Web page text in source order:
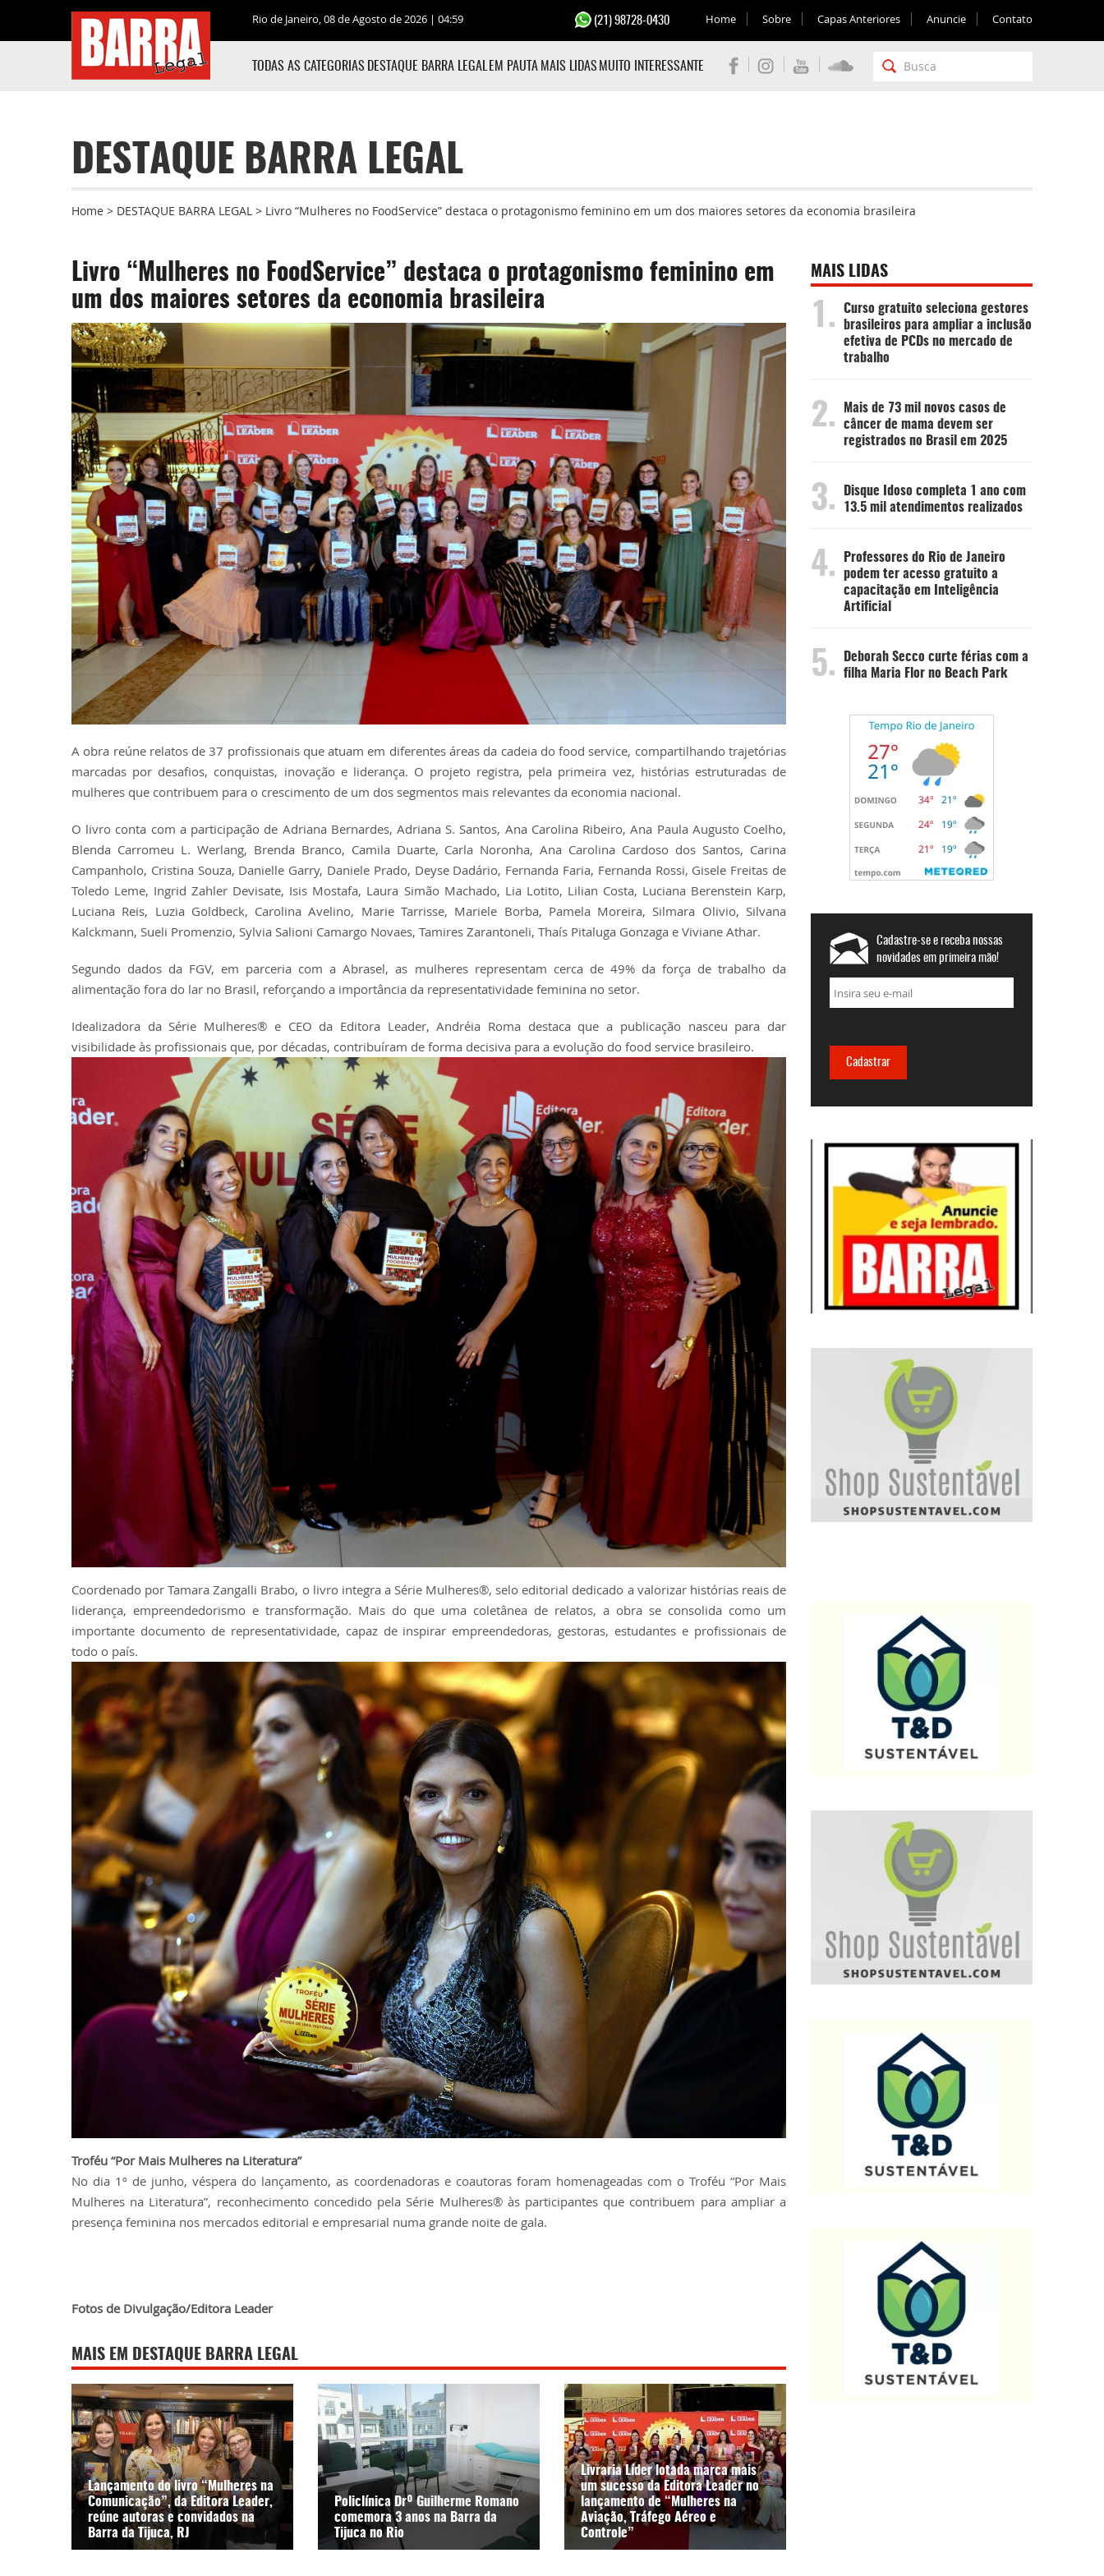
Rio de Janeiro, 08 de Agosto de 2026 | 04:59 (21) 98728-0430 Home Sobre Capas Anteriores Anuncie Contato
TODAS AS CATEGORIAS DESTAQUE BARRA LEGAL EM PAUTA MAIS LIDAS MUITO INTERESSANTE
DESTAQUE BARRA LEGAL
Home > DESTAQUE BARRA LEGAL > Livro “Mulheres no FoodService” destaca o protagonismo feminino em um dos maiores setores da economia brasileira
Livro “Mulheres no FoodService” destaca o protagonismo feminino em
um dos maiores setores da economia brasileira
A obra reúne relatos de 37 profissionais que atuam em diferentes áreas da cadeia do food service, compartilhando trajetórias
marcadas por desafios, conquistas, inovação e liderança. O projeto registra, pela primeira vez, histórias estruturadas de
mulheres que contribuem para o crescimento de um dos segmentos mais relevantes da economia nacional.
O livro conta com a participação de Adriana Bernardes, Adriana S. Santos, Ana Carolina Ribeiro, Ana Paula Augusto Coelho,
Blenda Carromeu L. Werlang, Brenda Branco, Camila Duarte, Carla Noronha, Ana Carolina Cardoso dos Santos, Carina
Campanholo, Cristina Souza, Danielle Garry, Daniele Prado, Deyse Dadário, Fernanda Faria, Fernanda Rossi, Gisele Freitas de
Toledo Leme, Ingrid Zahler Devisate, Isis Mostafa, Laura Simão Machado, Lia Lotito, Lilian Costa, Luciana Berenstein Karp,
Luciana Reis, Luzia Goldbeck, Carolina Avelino, Marie Tarrisse, Mariele Borba, Pamela Moreira, Silmara Olivio, Silvana
Kalckmann, Sueli Promenzio, Sylvia Salioni Camargo Novaes, Tamires Zarantoneli, Thaís Pitaluga Gonzaga e Viviane Athar.
Segundo dados da FGV, em parceria com a Abrasel, as mulheres representam cerca de 49% da força de trabalho da
alimentação fora do lar no Brasil, reforçando a importância da representatividade feminina no setor.
Idealizadora da Série Mulheres® e CEO da Editora Leader, Andréia Roma destaca que a publicação nasceu para dar
visibilidade às profissionais que, por décadas, contribuíram de forma decisiva para a evolução do food service brasileiro.
Coordenado por Tamara Zangalli Brabo, o livro integra a Série Mulheres®, selo editorial dedicado a valorizar histórias reais de
liderança, empreendedorismo e transformação. Mais do que uma coletânea de relatos, a obra se consolida como um
importante documento de representatividade, capaz de inspirar empreendedoras, gestoras, estudantes e profissionais de
todo o país.
Troféu “Por Mais Mulheres na Literatura”
No dia 1º de junho, véspera do lançamento, as coordenadoras e coautoras foram homenageadas com o Troféu “Por Mais
Mulheres na Literatura”, reconhecimento concedido pela Série Mulheres® às participantes que contribuem para ampliar a
presença feminina nos mercados editorial e empresarial numa grande noite de gala.
Fotos de Divulgação/Editora Leader
MAIS EM DESTAQUE BARRA LEGAL
Lançamento do livro “Mulheres na
Comunicação”, da Editora Leader,
reúne autoras e convidados na
Barra da Tijuca, RJ
Policlínica Drº Guilherme Romano
comemora 3 anos na Barra da
Tijuca no Rio
Livraria Líder lotada marca mais
um sucesso da Editora Leader no
lançamento de “Mulheres na
Aviação, Tráfego Aéreo e
Controle”
MAIS LIDAS
1.
Curso gratuito seleciona gestores
brasileiros para ampliar a inclusão
efetiva de PCDs no mercado de
trabalho
2.
Mais de 73 mil novos casos de
câncer de mama devem ser
registrados no Brasil em 2025
3.
Disque Idoso completa 1 ano com
13.5 mil atendimentos realizados
4.
Professores do Rio de Janeiro
podem ter acesso gratuito a
capacitação em Inteligência
Artificial
5.
Deborah Secco curte férias com a
filha Maria Flor no Beach Park
Cadastre-se e receba nossas
novidades em primeira mão!